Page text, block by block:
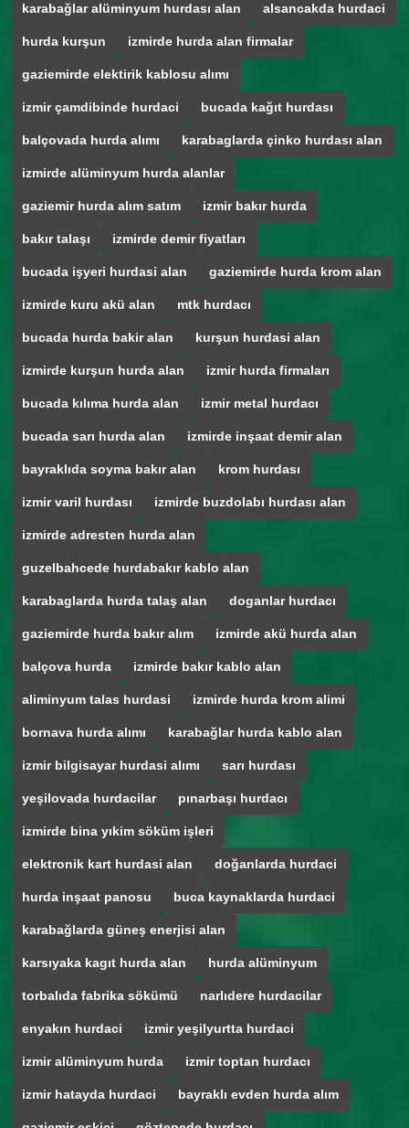
karabağlar alüminyum hurdası alan alsancakda hurdaci
hurda kurşun izmirde hurda alan firmalar
gaziemirde elektirik kablosu alımı
izmir çamdibinde hurdaci bucada kağıt hurdası
balçovada hurda alımı karabaglarda çinko hurdası alan
izmirde alüminyum hurda alanlar
gaziemir hurda alım satım izmir bakır hurda
bakır talaşı izmirde demir fiyatları
bucada işyeri hurdasi alan gaziemirde hurda krom alan
izmirde kuru akü alan mtk hurdacı
bucada hurda bakir alan kurşun hurdasi alan
izmirde kurşun hurda alan izmir hurda firmaları
bucada kılıma hurda alan izmir metal hurdacı
bucada sarı hurda alan izmirde inşaat demir alan
bayraklıda soyma bakır alan krom hurdası
izmir varil hurdası izmirde buzdolabı hurdası alan
izmirde adresten hurda alan
guzelbahcede hurdabakır kablo alan
karabaglarda hurda talaş alan doganlar hurdacı
gaziemirde hurda bakır alım izmirde akü hurda alan
balçova hurda izmirde bakır kablo alan
aliminyum talas hurdasi izmirde hurda krom alimi
bornava hurda alımı karabağlar hurda kablo alan
izmir bilgisayar hurdasi alımı sarı hurdası
yeşilovada hurdacilar pınarbaşı hurdacı
izmirde bina yıkim söküm işleri
elektronik kart hurdasi alan doğanlarda hurdaci
hurda inşaat panosu buca kaynaklarda hurdaci
karabağlarda güneş enerjisi alan
karsıyaka kagıt hurda alan hurda alüminyum
torbalıda fabrika sökümü narlıdere hurdacilar
enyakın hurdaci izmir yeşilyurtta hurdaci
izmir alüminyum hurda izmir toptan hurdacı
izmir hatayda hurdaci bayraklı evden hurda alım